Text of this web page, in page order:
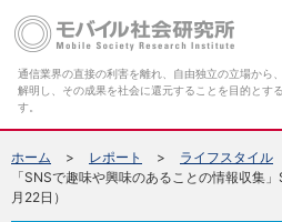
通信業界の直接の利害を離れ、自由独立の立場から
解明し、その成果を社会に還元することを目的とす
す。
ホーム レポート
ライフスタイル
「SNSで趣味や興味のあることの情報収集
月22日）